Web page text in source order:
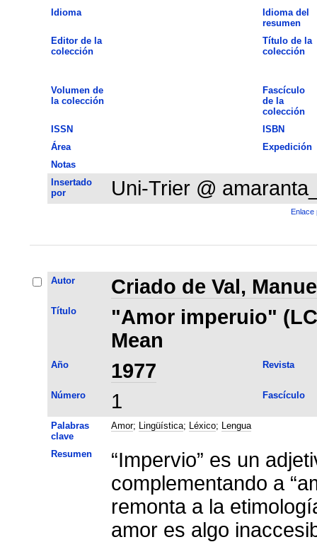
Idioma
Idioma del
resumen
Editor de la
colección
Título de la
colección
Volumen de
la colección
Fascículo
de la
colección
ISSN
ISBN
Área
Expedición
Notas
Insertado
por
Uni-Trier @
Enlace
Autor Criado de Val,
Título
"Amor imperuio"
Mean
Año 1977 Revista
Número 1 Fascículo
Palabras
clave
Amor; Lingüística; Léxico; Lengua
Resumen
“Impervio” es un
complementando a
remonta a la
amor es algo